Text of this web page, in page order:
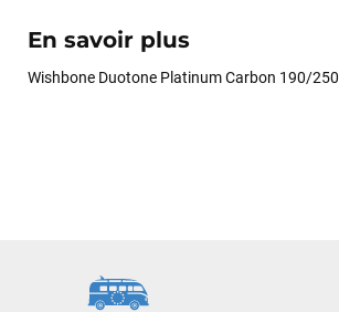
En savoir plus
Wishbone Duotone Platinum Carbon 190/250
qualité : c'est toujours un plaisir!